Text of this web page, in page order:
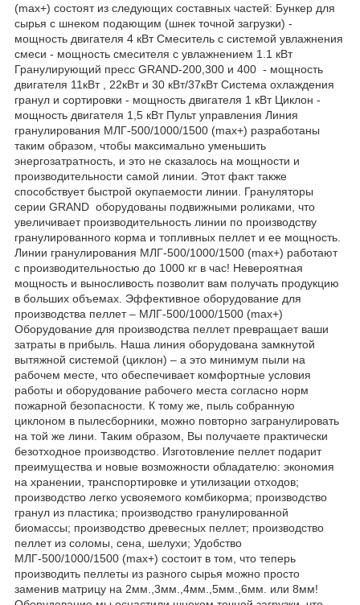
(max+) состоят из следующих составных частей: Бункер для
сырья с шнеком подающим (шнек точной загрузки) -
мощность двигателя 4 кВт Смеситель с системой увлажнения
смеси - мощность смесителя с увлажнением 1.1 кВт
Гранулирующий пресс GRAND-200,300 и 400 - мощность
двигателя 11кВт , 22кВт и 30 кВт/37кВт Система охлаждения
гранул и сортировки - мощность двигателя 1 кВт Циклон -
мощность двигателя 1,5 кВт Пульт управления Линия
гранулирования МЛГ-500/1000/1500 (max+) разработаны
таким образом, чтобы максимально уменьшить
энергозатратность, и это не сказалось на мощности и
производительности самой линии. Этот факт также
способствует быстрой окупаемости линии. Грануляторы
серии GRAND оборудованы подвижными роликами, что
увеличивает производительность линии по производству
гранулированного корма и топливных пеллет и ее мощность.
Линии гранулирования МЛГ-500/1000/1500 (max+) работают
с производительностью до 1000 кг в час! Невероятная
мощность и выносливость позволит вам получать продукцию
в больших объемах. Эффективное оборудование для
производства пеллет – МЛГ-500/1000/1500 (max+)
Оборудование для производства пеллет превращает ваши
затраты в прибыль. Наша линия оборудована замкнутой
вытяжной системой (циклон) – а это минимум пыли на
рабочем месте, что обеспечивает комфортные условия
работы и оборудование рабочего места согласно норм
пожарной безопасности. К тому же, пыль собранную
циклоном в пылесборники, можно повторно загранулировать
на той же лини. Таким образом, Вы получаете практически
безотходное производство. Изготовление пеллет подарит
преимущества и новые возможности обладателю: экономия
на хранении, транспортировке и утилизации отходов;
производство легко усвояемого комбикорма; производство
гранул из пластика; производство гранулированной
биомассы; производство древесных пеллет; производство
пеллет из соломы, сена, шелухи; Удобство
МЛГ-500/1000/1500 (max+) состоит в том, что теперь
производить пеллеты из разного сырья можно просто
заменив матрицу на 2мм.,3мм.,4мм.,5мм.,6мм. или 8мм!